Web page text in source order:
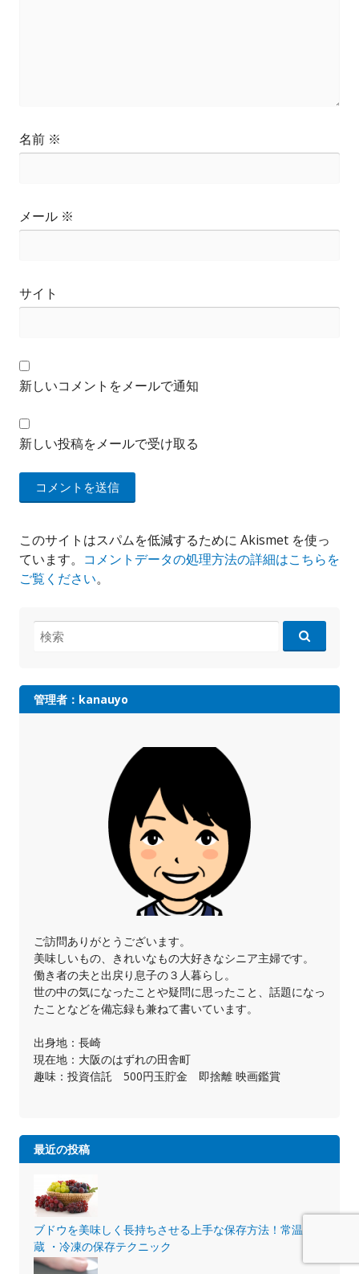
名前 ※
メール ※
サイト
新しいコメントをメールで通知
新しい投稿をメールで受け取る
このサイトはスパムを低減するために Akismet を使っ
ています。 コメントデータの処理方法の詳細はこちらを
ご覧ください。
検
索:
管理者：kanauyo
ご訪問ありがとうございます。
美味しいもの、きれいなもの大好きなシニア主婦です。
働き者の夫と出戻り息子の３人暮らし。
世の中の気になったことや疑問に思ったこと、話題になっ
たことなどを備忘録も兼ねて書いています。
出身地：長崎
現在地：大阪のはずれの田舎町
趣味：投資信託 500円玉貯金 即捨離 映画鑑賞
最近の投稿
ブドウを美味しく長持ちさせる上手な保存方法！常温・冷
蔵 ・冷凍の保存テクニック